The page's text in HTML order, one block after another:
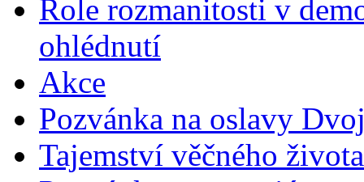
Role rozmanitosti v
ohlédnutí
Akce
Pozvánka na oslavy
Tajemství věčného života